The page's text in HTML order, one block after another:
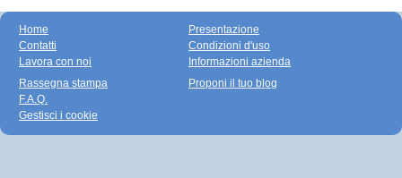
Home
Contatti
Lavora con noi
Presentazione
Condizioni d'uso
Informazioni azienda
Rassegna stampa
F.A.Q.
Gestisci i cookie
Proponi il tuo blog